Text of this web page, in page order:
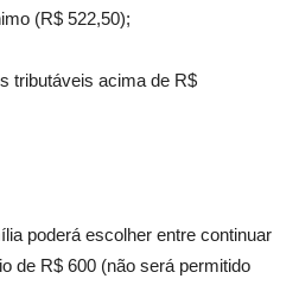
(R$ 522,50);
tributáveis acima de R$
poderá escolher entre continuar
de R$ 600 (não será permitido